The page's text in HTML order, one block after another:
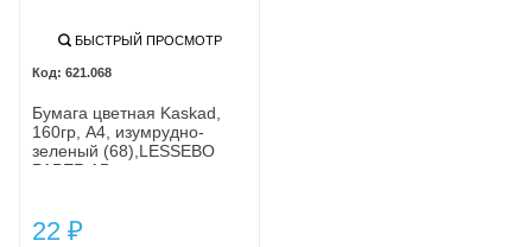
БЫСТРЫЙ ПРОСМОТР
621.068
Бумага цветная Kaskad,
160гр, А4, изумрудно-
зеленый (68),LESSEBO
PAPER AB
22 ₽